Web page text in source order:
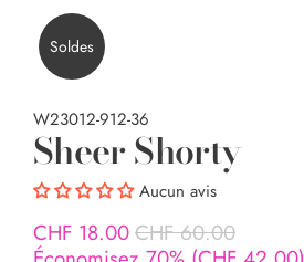
Soldes
W23012-912-36
Sheer Shorty
Aucun avis
CHF 18.00CHF 60.00